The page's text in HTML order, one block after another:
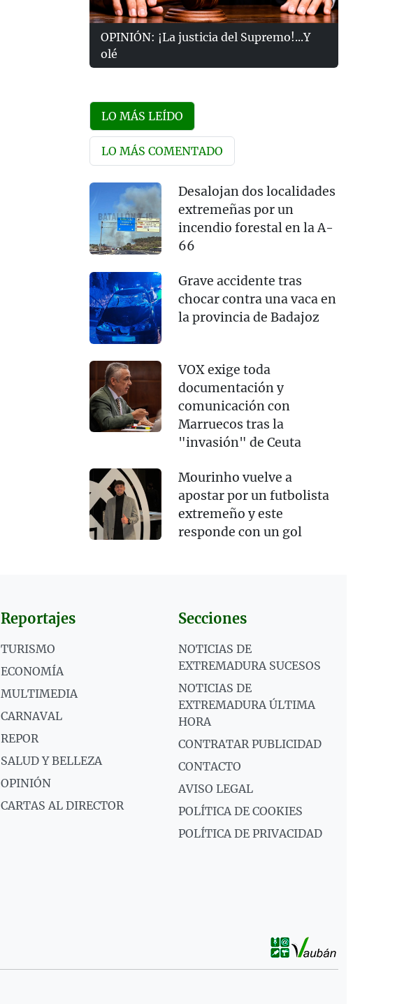
OPINIÓN: ¡La justicia del Supremo!...Y
olé
LO MÁS LEÍDO
LO MÁS COMENTADO
Desalojan dos localidades
extremeñas por un
incendio forestal en la A-
66
Grave accidente tras
chocar contra una vaca en
la provincia de Badajoz
VOX exige toda
documentación y
comunicación con
Marruecos tras la
"invasión" de Ceuta
Mourinho vuelve a
apostar por un futbolista
extremeño y este
responde con un gol
Reportajes
TURISMO
ECONOMÍA
MULTIMEDIA
CARNAVAL
REPOR
SALUD Y BELLEZA
OPINIÓN
CARTAS AL DIRECTOR
Secciones
NOTICIAS DE
EXTREMADURA SUCESOS
NOTICIAS DE
EXTREMADURA ÚLTIMA
HORA
CONTRATAR PUBLICIDAD
CONTACTO
AVISO LEGAL
POLÍTICA DE COOKIES
POLÍTICA DE PRIVACIDAD